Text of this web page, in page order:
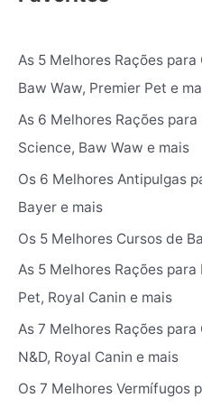
q
i
s
a
r
p
o
r
As 5 Melhores Rações
Baw Waw, Premier Pet e
As 6 Melhores Rações para
Science, Baw Waw e mais
Os 6 Melhores Antipulgas
Bayer e mais
Os 5 Melhores Cursos de
As 5 Melhores Rações
Pet, Royal Canin e mais
As 7 Melhores Rações
N&D, Royal Canin e mais
Os 7 Melhores Vermífugos